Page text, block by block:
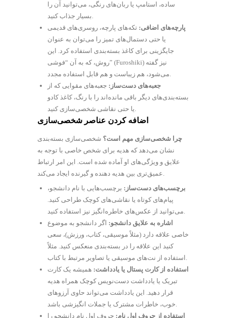
ساده، استامپ یا ربان‌های رنگی، می‌توانید آن را
بسیار جذاب کنید.
پارچه‌های اضافی: تکه‌های پارچه، روسری‌های قدیمی
یا حتی دستمال‌های تمیز را می‌توان به عنوان
جایگزینی برای کاغذ بسته‌بندی استفاده کرد. این
روش، که به آن “فوشی” (Furoshiki) نیز گفته
می‌شود، هم زیباست و هم قابل استفاده مجدد.
جعبه‌های دست‌ساز: جعبه‌های مقوایی که از
بسته‌بندی‌های دیگر باقی مانده‌اند را با رنگ، کاغذ کادو
یا حتی نقاشی شخصی‌سازی کنید.
اضافه کردن عناصر شخصی‌سازی
چرا شخصی‌سازی مهم است؟ شخصی‌سازی بسته‌بندی
نشان می‌دهد که هدیه برای شخص خاصی با توجه به
علایق و ویژگی‌های او آماده شده است. این امر ارتباط
برچسب‌های دست‌ساز: برچسب‌هایی با نام دانشجو،
پیام‌های کوتاه یا نقاشی‌های کوچک طراحی کنید.
می‌توانید از عکس‌های خاطره‌انگیز نیز استفاده کنید.
اشاره به علایق دانشجو: اگر دانشجو به موضوع
خاصی علاقه دارد (مثلاً موسیقی، کتاب، ورزش)، سعی
کنید این علاقه را در بسته‌بندی منعکس کنید. مثلاً
استفاده از نت‌های موسیقی یا تصاویر مرتبط با کتاب.
استفاده از کارت پستال یا یادداشت: همیشه یک کارت
تبریک یا یادداشت دست‌نویس کوچک همراه هدیه
قرار دهید. این یادداشت می‌تواند حاوی آرزوهای
خوب، خاطرات مشترک یا جملات انگیزشی باشد.
استفاده از حروف اول نام: حروف اول نام دانشجو را